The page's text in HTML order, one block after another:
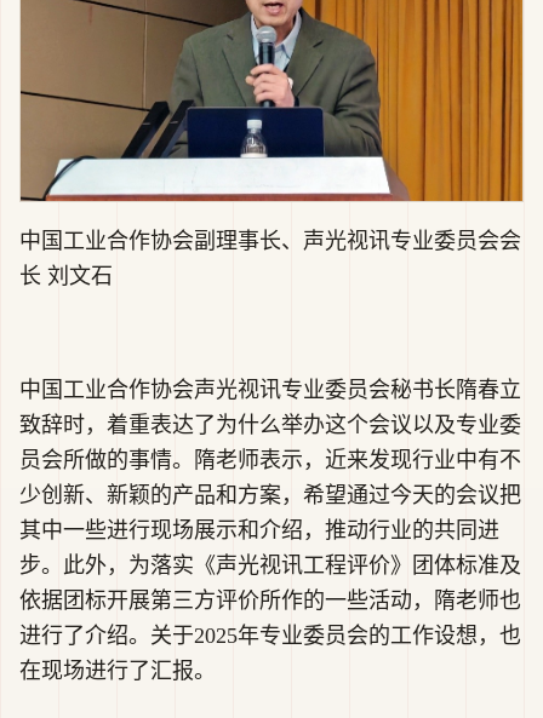
中国工业合作协会副理事长、声光视讯专业委员会会
长 刘文石
中国工业合作协会声光视讯专业委员会秘书长隋春立
致辞时，着重表达了为什么举办这个会议以及专业委
员会所做的事情。隋老师表示，近来发现行业中有不
少创新、新颖的产品和方案，希望通过今天的会议把
其中一些进行现场展示和介绍，推动行业的共同进
步。此外，为落实《声光视讯工程评价》团体标准及
依据团标开展第三方评价所作的一些活动，隋老师也
进行了介绍。关于2025年专业委员会的工作设想，也
在现场进行了汇报。